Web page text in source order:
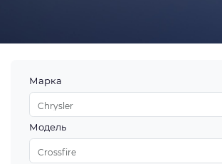
Марка
Chrysler
Модель
Crossfire